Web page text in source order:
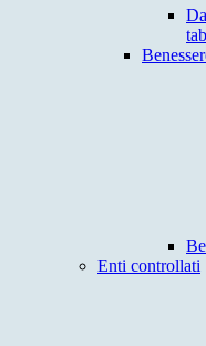
Enti controllati